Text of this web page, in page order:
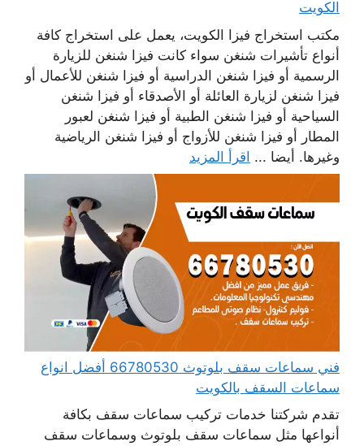
الكويت
مكتب استخراج فيزا الكويت، يعمل على استخراج كافة
أنواع تأشيرات شنغن سواء كانت فيزا شنغن للزيارة
الرسمية أو فيزا شنغن الدراسية أو فيزا شنغن للأعمال أو
فيزا شنغن لزيارة العائلة أو الأصدقاء أو فيزا شنغن
السياحية أو فيزا شنغن الطبية أو فيزا شنغن لعبور
المطار أو فيزا شنغن للأزواج أو فيزا شنغن الرياضية
وغيرها. أيضا ... اقرأ المزيد
فني سماعات سقف بلوتوث 66780530 أفضل انواع
سماعات السقف بالكويت
تقدم شركتنا خدمات تركيب سماعات سقف بكافة
أنواعها مثل سماعات سقف بلوتوث وسماعات سقف